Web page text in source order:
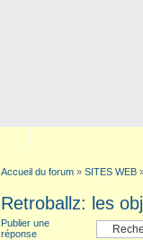
Accueil du forum » SITES WEB
Retroballz: les
Publier une
réponse